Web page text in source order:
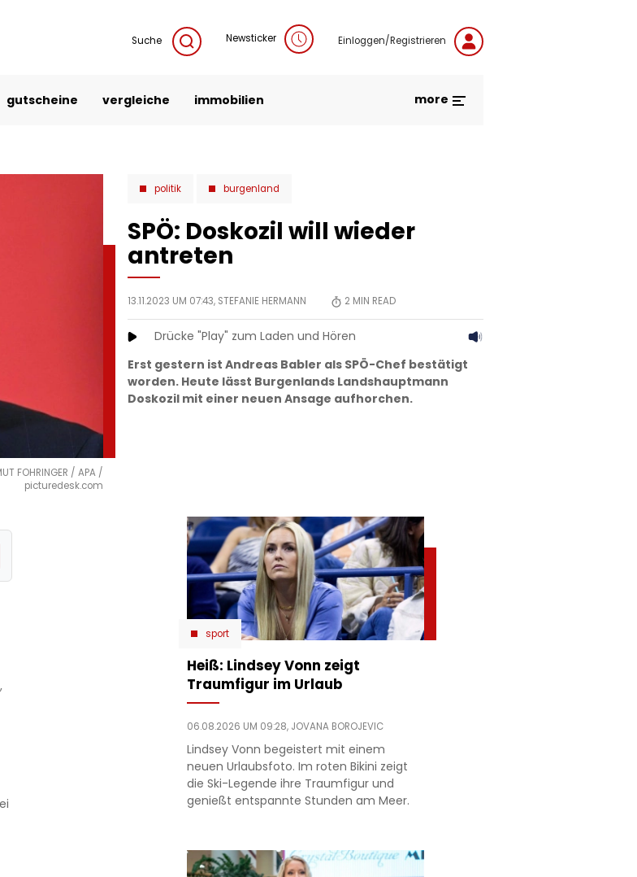
Suche Newsticker Einloggen/Registrieren
gutscheine vergleiche immobilien more
FOHRINGER / APA /
picturedesk.com
politik burgenland
SPÖ: Doskozil will wieder
antreten
13.11.2023 UM 07:43, STEFANIE HERMANN 2 MIN READ
Drücke "Play" zum Laden und Hören
Erst gestern ist Andreas Babler als SPÖ-Chef bestätigt
worden. Heute lässt Burgenlands Landshauptmann
Doskozil mit einer neuen Ansage aufhorchen.
sport
Heiß: Lindsey Vonn zeigt
Traumfigur im Urlaub
06.08.2026 UM 09:28, JOVANA BOROJEVIC
Lindsey Vonn begeistert mit einem
neuen Urlaubsfoto. Im roten Bikini zeigt
die Ski-Legende ihre Traumfigur und
genießt entspannte Stunden am Meer.